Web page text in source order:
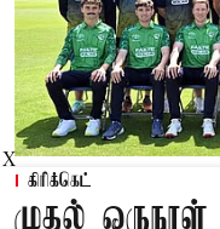
கிரிக்கெட்
முதல்
X